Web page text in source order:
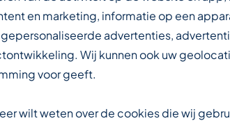
IN DE
en marketing, informatie op een
advertenties,
Wij kunnen ook uw
voor geeft.
wilt weten over de cookies die wij